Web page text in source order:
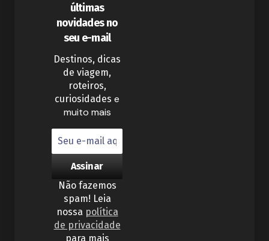
últimas
novidades no
seu e-mail
Destinos, dicas
de viagem,
roteiros,
curiosidades e
muito mais
Não fazemos
spam! Leia
nossa política
de privacidade
para mais